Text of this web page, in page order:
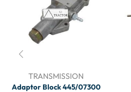
TRANSMISSION
Adaptor Block 445/07300